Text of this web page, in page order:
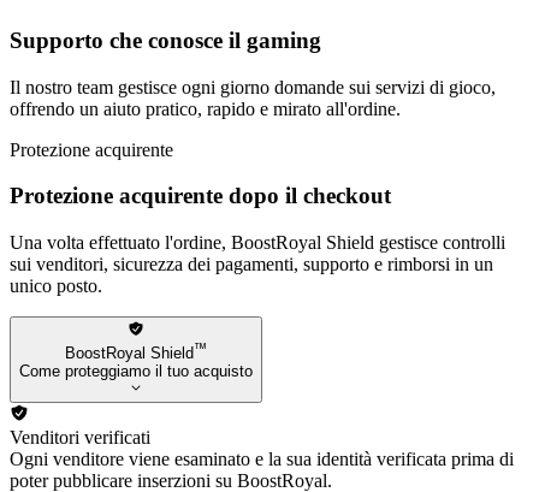
Supporto che conosce il gaming
Il nostro team gestisce ogni giorno domande sui servizi di gioco,
offrendo un aiuto pratico, rapido e mirato all'ordine.
Protezione acquirente
Protezione acquirente dopo il checkout
Una volta effettuato l'ordine, BoostRoyal Shield gestisce controlli
sui venditori, sicurezza dei pagamenti, supporto e rimborsi in un
unico posto.
BoostRoyal Shield™
Come proteggiamo il tuo acquisto
Venditori verificati
Ogni venditore viene esaminato e la sua identità verificata prima di
poter pubblicare inserzioni su BoostRoyal.